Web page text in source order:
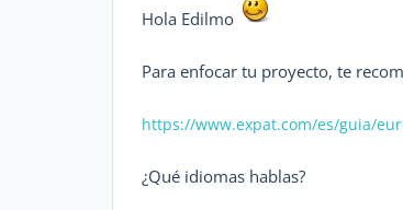
Hola Edilmo
Para enfocar tu proyecto, te
https://www.expat.com/es/guia/
¿Qué idiomas hablas?